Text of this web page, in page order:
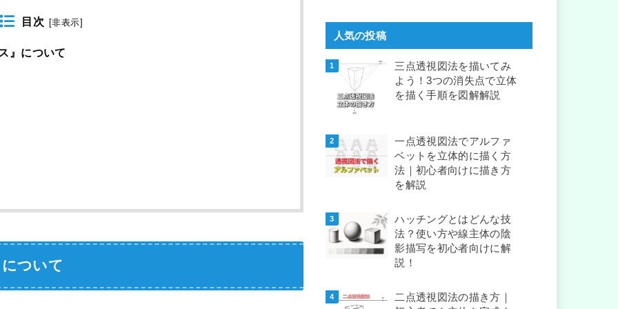
目次 [非表示
』について
ついて
人気の投稿
三点透視図法を描いてみ
よう！3つの消失点で立体
を描く手順を図解解説
一点透視図法でアルファ
ベットを立体的に描く方
法｜初心者向けに描き方
を解説
ハッチングとはどんな技
法？使い方や線主体の陰
影描写を初心者向けに解
説！
二点透視図法の描き方｜